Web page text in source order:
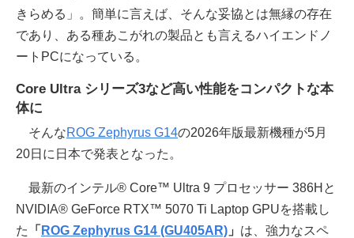
きらめる」。簡単に言えば、そんな妥協とは無縁の存在
であり、ある種あこがれの製品とも言えるハイエンドノ
ートPCになっている。
Core Ultra シリーズ3など高い性能をコンパクトな本
体に
そんなROG Zephyrus G14の2026年版最新機種が5月
20日に日本で発表となった。
最新のインテル® Core™ Ultra 9 プロセッサー 386Hと
NVIDIA® GeForce RTX™ 5070 Ti Laptop GPUを搭載し
た
「 ROG Zephyrus G14 (GU405AR) 」 は、強力なスペ